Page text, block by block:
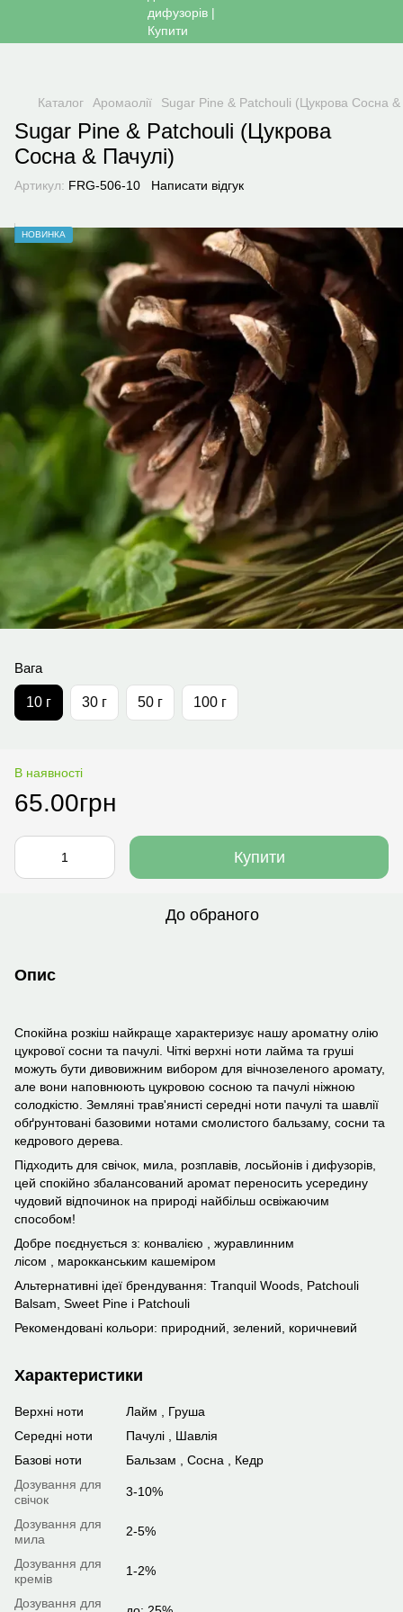
Каталог Аромаолії Sugar Pine & Patchouli (Цукрова Сосна &
Sugar Pine & Patchouli (Цукрова
Сосна & Пачулі)
Артикул: FRG-506-10 Написати відгук
НОВИНКА
Вага
10 г 30 г 50 г 100 г
В наявності
65.00грн
Купити
До обраного
Опис
Спокійна розкіш найкраще характеризує нашу ароматну олію
цукрової сосни та пачулі. Чіткі верхні ноти лайма та груші
можуть бути дивовижним вибором для вічнозеленого аромату,
але вони наповнюють цукровою сосною та пачулі ніжною
солодкістю. Земляні трав'янисті середні ноти пачулі та шавлії
обґрунтовані базовими нотами смолистого бальзаму, сосни та
кедрового дерева.
Підходить для свічок, мила, розплавів, лосьйонів і дифузорів,
цей спокійно збалансований аромат переносить усередину
чудовий відпочинок на природі найбільш освіжаючим
способом!
Добре поєднується з: конвалією , журавлинним
лісом , марокканським кашеміром
Альтернативні ідеї брендування: Tranquil Woods, Patchouli
Balsam, Sweet Pine і Patchouli
Рекомендовані кольори: природний, зелений, коричневий
Характеристики
Верхні ноти
Лайм , Груша
Середні ноти
Пачулі , Шавлія
Базові ноти
Бальзам , Сосна , Кедр
Дозування для
свічок
3-10%
Дозування для
мила
2-5%
Дозування для
кремів
1-2%
Дозування для